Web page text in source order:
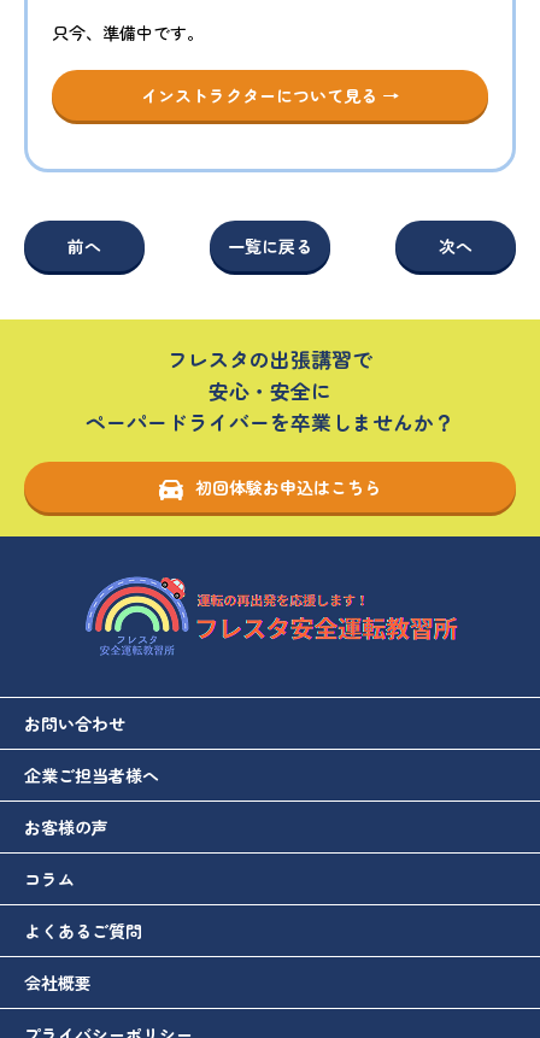
只今、準備中です。
インストラクターについて見る →
前へ 一覧に戻る 次へ
フレスタの出張講習で
安心・安全に
ペーパードライバーを卒業しませんか？
初回体験お申込はこちら
お問い合わせ
企業ご担当者様へ
お客様の声
コラム
よくあるご質問
会社概要